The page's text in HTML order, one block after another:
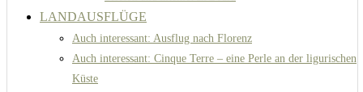
LANDAUSFLÜGE
Auch interessant: Ausflug nach Florenz
Auch interessant: Cinque Terre – eine Perle an der ligurischen
Küste